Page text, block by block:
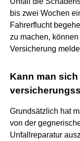
bis zwei Wochen
Fahrerflucht
zu machen,
Versicherung
Kann man sich
Grundsätzlich hat
von der
Unfallreparatur